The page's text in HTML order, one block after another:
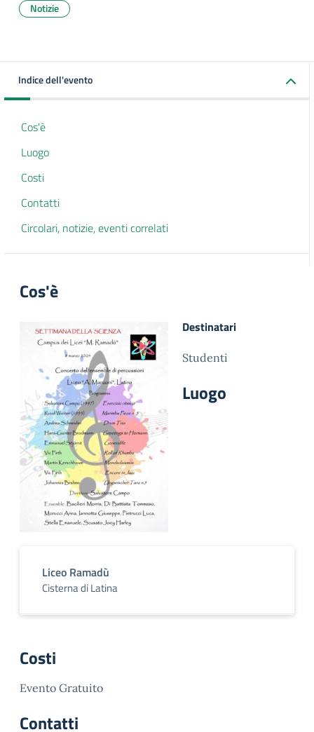
Notizie
Indice dell'evento
Cos'è
Luogo
Costi
Contatti
Circolari, notizie, eventi correlati
Cos'è
Destinatari
Studenti
Luogo
Liceo Ramadù
Cisterna di Latina
Costi
Evento Gratuito
Contatti